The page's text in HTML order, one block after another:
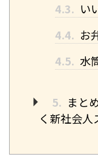
4.3. い
4.4. お
4.5. 水
5. まと
く新社会人